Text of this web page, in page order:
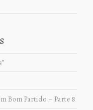
Bom Partido – Parte 8